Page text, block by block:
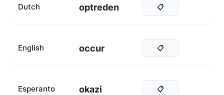
Dutch optreden 📋
English occur 📋
Esperanto okazi 📋